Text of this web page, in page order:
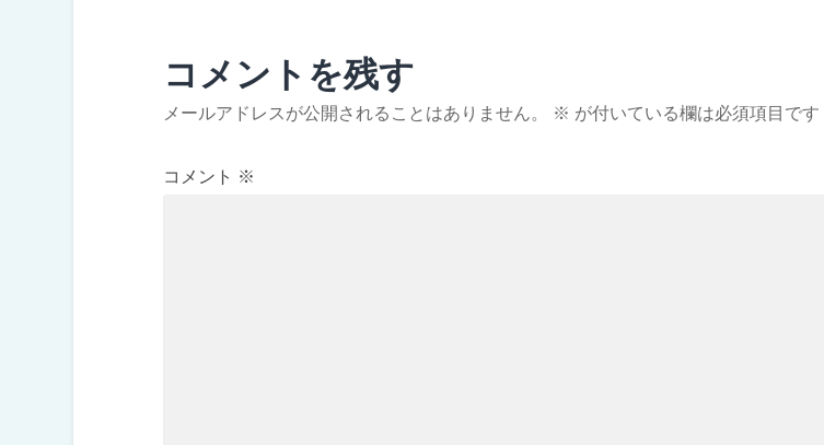
コメントを残す
メールアドレスが公開されることはありません。 ※ が付いている欄は必須項目です
コメント ※